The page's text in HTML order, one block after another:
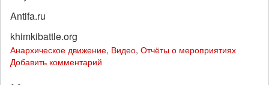
Antifa.ru
khimkibattle.org
Анархическое движение, Видео, Отчёты о мероприятиях
Добавить комментарий